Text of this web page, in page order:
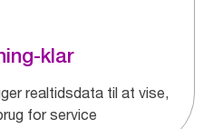
klar
realtidsdata til at vise,
for service